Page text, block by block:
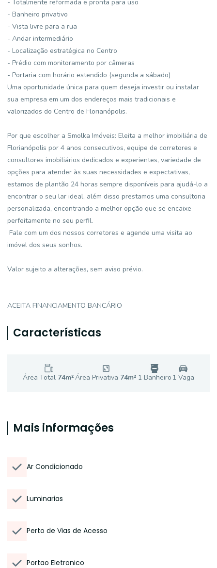
- Totalmente reformada e pronta para uso
- Banheiro privativo
- Vista livre para a rua
- Andar intermediário
- Localização estratégica no Centro
- Prédio com monitoramento por câmeras
- Portaria com horário estendido (segunda a sábado)
Uma oportunidade única para quem deseja investir ou instalar
sua empresa em um dos endereços mais tradicionais e
valorizados do Centro de Florianópolis.
Por que escolher a Smolka Imóveis: Eleita a melhor imobiliária de
Florianópolis por 4 anos consecutivos, equipe de corretores e
consultores imobiliários dedicados e experientes, variedade de
opções para atender às suas necessidades e expectativas,
estamos de plantão 24 horas sempre disponíveis para ajudá-lo a
encontrar o seu lar ideal, além disso prestamos uma consultoria
personalizada, encontrando a melhor opção que se encaixe
perfeitamente no seu perfil.
Fale com um dos nossos corretores e agende uma visita ao
imóvel dos seus sonhos.
Valor sujeito a alterações, sem aviso prévio.
ACEITA FINANCIAMENTO BANCÁRIO
Características
Área Total 74m²Área Privativa 74m² 1 Banheiro 1 Vaga
Mais informações
Ar Condicionado
Luminarias
Perto de Vias de Acesso
Portao Eletronico